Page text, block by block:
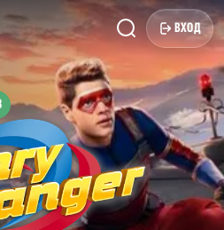
ВХОД